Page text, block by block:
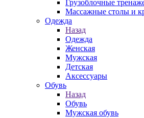
Грузоблочные
Массажные столы и
Одежда
Назад
Одежда
Женская
Мужская
Детская
Аксессуары
Обувь
Назад
Обувь
Мужская обувь